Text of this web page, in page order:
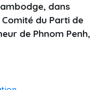
dans
du Parti de
de Phnom Penh,